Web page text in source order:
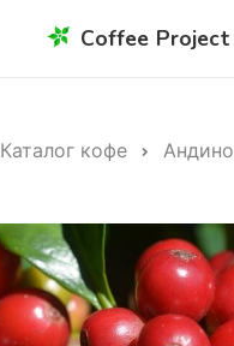
Coffee Project
Каталог кофе Андино